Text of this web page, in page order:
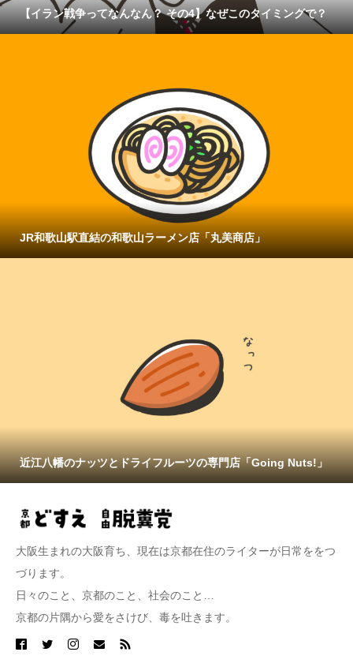
【イラン戦争ってなんなん？ その4】なぜこのタイミングで？
JR和歌山駅直結の和歌山ラーメン店「丸美商店」
近江八幡のナッツとドライフルーツの専門店「Going Nuts!」
大阪生まれの大阪育ち、現在は京都在住のライターが日常ををつ
づります。
日々のこと、京都のこと、社会のこと…
京都の片隅から愛をさけび、毒を吐きます。